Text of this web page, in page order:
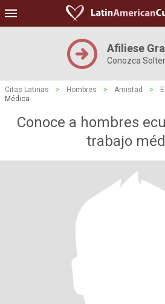
Afiliese
Conozca
Citas Latinas > Hombres > Amistad >
Médica
Conoce a hombres
trabajo